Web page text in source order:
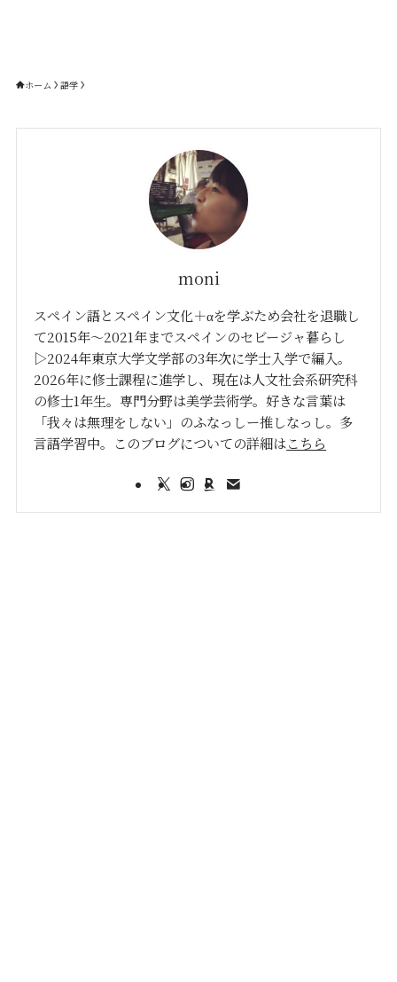
ホーム 語学
moni
スペイン語とスペイン文化＋αを学ぶため会社を退職し
て2015年〜2021年までスペインのセビージャ暮らし
▷2024年東京大学文学部の3年次に学士入学で編入。
2026年に修士課程に進学し、現在は人文社会系研究科
の修士1年生。専門分野は美学芸術学。好きな言葉は
「我々は無理をしない」のふなっしー推しなっし。多
言語学習中。このブログについての詳細はこちら